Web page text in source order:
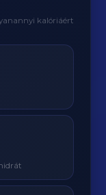
kalóriáért